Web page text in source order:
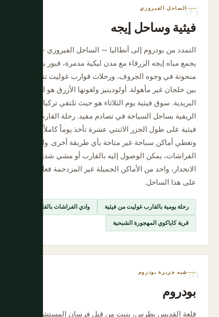
الساحل الفيروزي
فيثية وساحل إيجه
التمدد من بودروم إلى أنطاليا — الساحل الفيروزي —
يجمع مياه إيجه الزرقاء مع مدن ليكية مدمرة، قبور بحرية
منحوتة في وجوه الجروف، ورحلات قوارب غوليت تتسلل
بين خلجان غير مأهولة. أولودينيز ولغونها الأزرق هو الصورة
البريدية. سوق فيثية يوم الثلاثاء هو حيث تلتقي تركيا
الريفية بساحل السياحة في تصادم مفيد. رحلة القارب من
فيثية على طول الجزر الاثنتي عشرة تأخذ يوماً كاملاً
وتغطي أماكن سباحة غير متاحة بأي طريقة أخرى. وادي
الفراشات، يمكن الوصول إليه بالقارب أو مشي شديد
الانحدار، واحد من الأماكن الجميلة غير المزدحمة فعلياً
على هذا الساحل.
رحلة يومية بالقارب غوليت من فيثية وادي الفراشات بالقارب
قرية كاياكوي المهجورة الشبحية
شبه جزيرة بودروم
بودروم
قلعة القديس بطرس، بنيت من قبل فرسان المستشفيات